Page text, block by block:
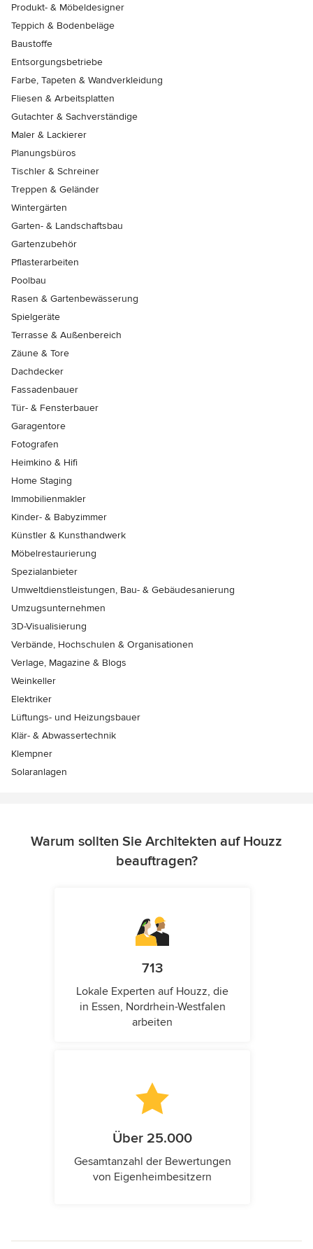
Produkt- & Möbeldesigner
Teppich & Bodenbeläge
Baustoffe
Entsorgungsbetriebe
Farbe, Tapeten & Wandverkleidung
Fliesen & Arbeitsplatten
Gutachter & Sachverständige
Maler & Lackierer
Planungsbüros
Tischler & Schreiner
Treppen & Geländer
Wintergärten
Garten- & Landschaftsbau
Gartenzubehör
Pflasterarbeiten
Poolbau
Rasen & Gartenbewässerung
Spielgeräte
Terrasse & Außenbereich
Zäune & Tore
Dachdecker
Fassadenbauer
Tür- & Fensterbauer
Garagentore
Fotografen
Heimkino & Hifi
Home Staging
Immobilienmakler
Kinder- & Babyzimmer
Künstler & Kunsthandwerk
Möbelrestaurierung
Spezialanbieter
Umweltdienstleistungen, Bau- & Gebäudesanierung
Umzugsunternehmen
3D-Visualisierung
Verbände, Hochschulen & Organisationen
Verlage, Magazine & Blogs
Weinkeller
Elektriker
Lüftungs- und Heizungsbauer
Klär- & Abwassertechnik
Klempner
Solaranlagen
Warum sollten Sie Architekten auf Houzz
beauftragen?
713
Lokale Experten auf Houzz, die
in Essen, Nordrhein-Westfalen
arbeiten
Über 25.000
Gesamtanzahl der Bewertungen
von Eigenheimbesitzern